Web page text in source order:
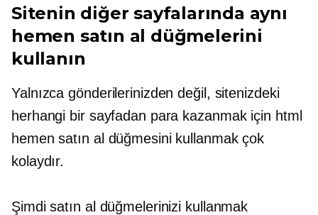
Sitenin diğer sayfalarında aynı
hemen satın al düğmelerini
kullanın
Yalnızca gönderilerinizden değil, sitenizdeki
herhangi bir sayfadan para kazanmak için html
hemen satın al düğmesini kullanmak çok
kolaydır.
Şimdi satın al düğmelerinizi kullanmak